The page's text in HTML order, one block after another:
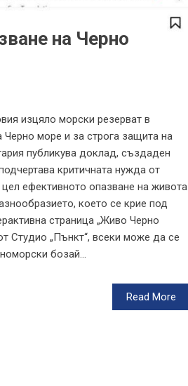
на Черно
изцяло морски резерват в
море и за строга защита на
публикува доклад, създаден
критичната нужда от
ефективното опазване на живота
което се крие под
страница „Живо Черно
Студио „Пънкт“, всеки може да се
бозай...
Read More